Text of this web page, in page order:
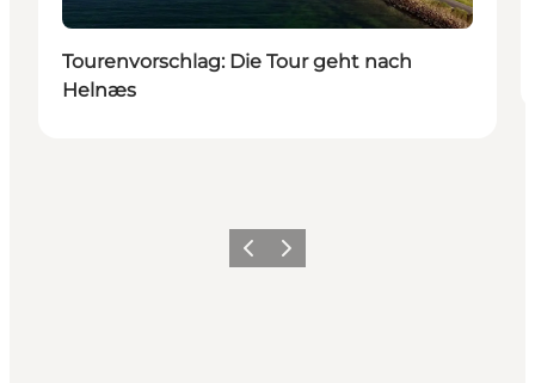
Tourenvorschlag: Die Tour geht nach
Helnæs
ZurückWeiter